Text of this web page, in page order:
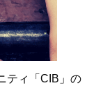
ティ「CIB」の